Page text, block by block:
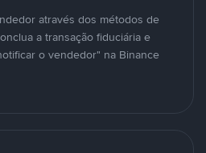
através dos métodos de
a transação fiduciária e
o vendedor" na Binance